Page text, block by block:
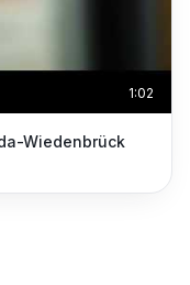
1:02
Wiedenbrück